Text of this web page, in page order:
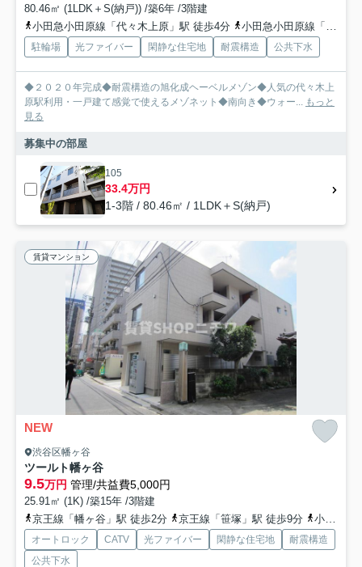
80.46㎡ (1LDK＋S(納戸)) /築6年 /3階建
小田急小田原線「代々木上原」駅 徒歩4分
小田急小田原線「代々木八幡」駅 徒歩5分
駐輪場 光ファイバー 閑静な住宅地 耐震構造 公共下水
◆２０２０年完成◆耐震構造の旭化成ヘーベルメゾン◆人気の代々木上
原駅利用・一戸建て感覚で使えるメゾネット◆南向き◆ウォー... もっと
見る
募集中の部屋
105
33.4万円
1-3階 / 80.46㎡ / 1LDK＋S(納戸)
賃貸マンション
NEW
渋谷区幡ヶ谷
ツールト幡ヶ谷
9.5万円 管理/共益費5,000円
25.91㎡ (1K) /築15年 /3階建
京王線「幡ヶ谷」駅 徒歩2分
京王線「笹塚」駅 徒歩9分 小田急小田原線「代々木上原」駅 徒歩15分
オートロック CATV 光ファイバー 閑静な住宅地
耐震構造
公共下水